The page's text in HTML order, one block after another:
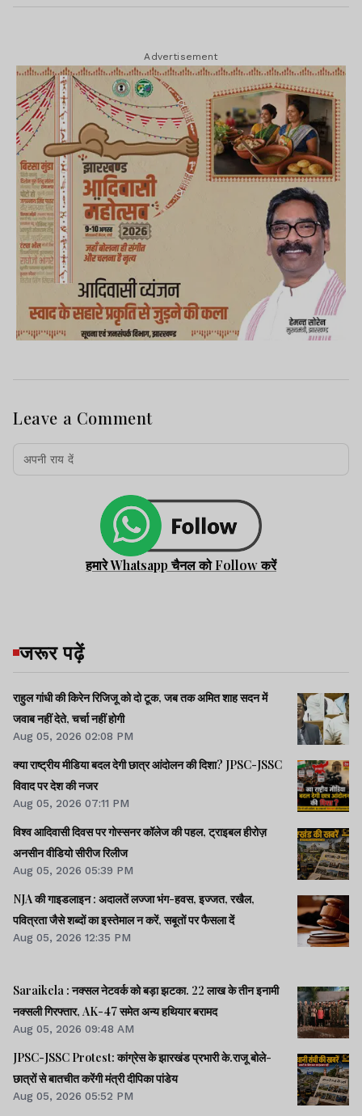
Advertisement
Leave a Comment
हमारे Whatsapp चैनल को Follow करें
जरूर पढ़ें
राहुल गांधी की किरेन रिजिजू को दो टूक, जब तक अमित शाह सदन में
जवाब नहीं देते, चर्चा नहीं होगी
Aug 05, 2026 02:08 PM
क्या राष्ट्रीय मीडिया बदल देगी छात्र आंदोलन की दिशा? JPSC-JSSC
विवाद पर देश की नजर
Aug 05, 2026 07:11 PM
विश्व आदिवासी दिवस पर गोस्सनर कॉलेज की पहल, ट्राइबल हीरोज़
अनसीन वीडियो सीरीज रिलीज
Aug 05, 2026 05:39 PM
NJA की गाइडलाइन : अदालतें लज्जा भंग-हवस, इज्जत, रखैल,
पवित्रता जैसे शब्दों का इस्तेमाल न करें, सबूतों पर फैसला दें
Aug 05, 2026 12:35 PM
Saraikela : नक्सल नेटवर्क को बड़ा झटका. 22 लाख के तीन इनामी
नक्सली गिरफ्तार, AK-47 समेत अन्य हथियार बरामद
Aug 05, 2026 09:48 AM
JPSC-JSSC Protest: कांग्रेस के झारखंड प्रभारी के.राजू बोले-
छात्रों से बातचीत करेंगी मंत्री दीपिका पांडेय
Aug 05, 2026 05:52 PM